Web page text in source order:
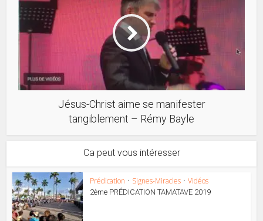
Jésus-Christ aime se manifester
tangiblement – Rémy Bayle
Ca peut vous intéresser
Prédication • Signes-Miracles • Vidéos
2ème PRÉDICATION TAMATAVE 2019